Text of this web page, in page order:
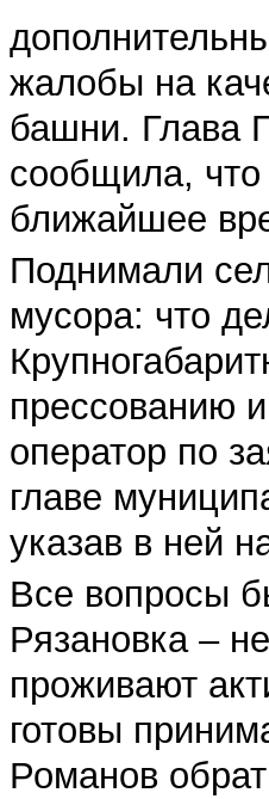
жалобы на
башни. Глава
сообщила,
ближайшее
Поднимали
мусора: что
прессованию
оператор по
главе
указав в ней
Все вопросы
Рязановка –
проживают
готовы
Романов